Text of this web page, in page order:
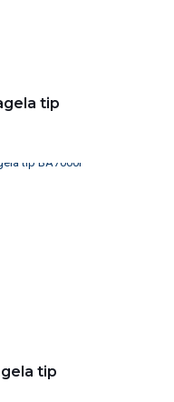
tip
tip